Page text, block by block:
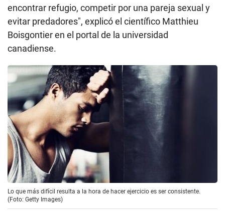
encontrar refugio, competir por una pareja sexual y
evitar predadores", explicó el científico Matthieu
Boisgontier en el portal de la universidad
canadiense.
Lo que más difícil resulta a la hora de hacer ejercicio es ser consistente.
(Foto: Getty Images)